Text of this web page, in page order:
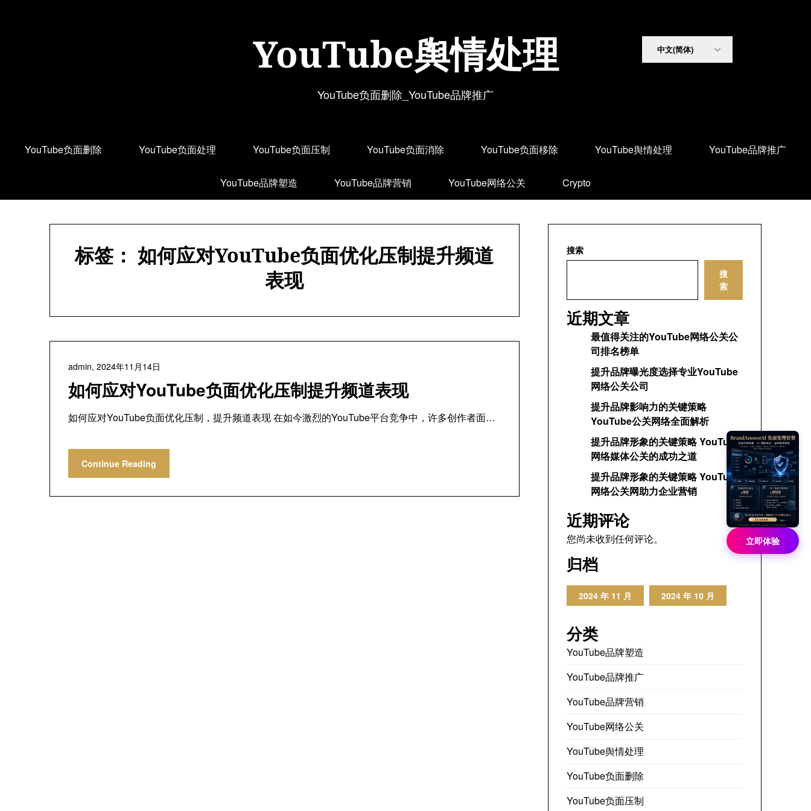
YouTube舆情处理
YouTube负面删除_YouTube品牌推广
YouTube负面删除 YouTube负面处理 YouTube负面压制 YouTube负面消除 YouTube负面移除 YouTube舆情处理 YouTube品牌推广
YouTube品牌塑造 YouTube品牌营销 YouTube网络公关 Crypto
标签：如何应对YouTube负面优化压制提升频道
表现
如何应对YouTube负面优化压制提升频道表现
admin, 2024年11月14日
如何应对YouTube负面优化压制，提升频道表现 在如今激烈的YouTube平台竞争中，许多创作者面…
Continue Reading
搜索
搜
索
近期文章
最值得关注的YouTube网络公关公
司排名榜单
提升品牌曝光度选择专业YouTube
网络公关公司
提升品牌影响力的关键策略
YouTube公关网络全面解析
提升品牌形象的关键策略 YouTube
网络媒体公关的成功之道
提升品牌形象的关键策略 YouTube
网络公关网助力企业营销
近期评论
您尚未收到任何评论。
归档
2024 年 11 月 2024 年 10 月
分类
YouTube品牌塑造
YouTube品牌推广
YouTube品牌营销
YouTube网络公关
YouTube舆情处理
YouTube负面删除
YouTube负面压制
立即体验